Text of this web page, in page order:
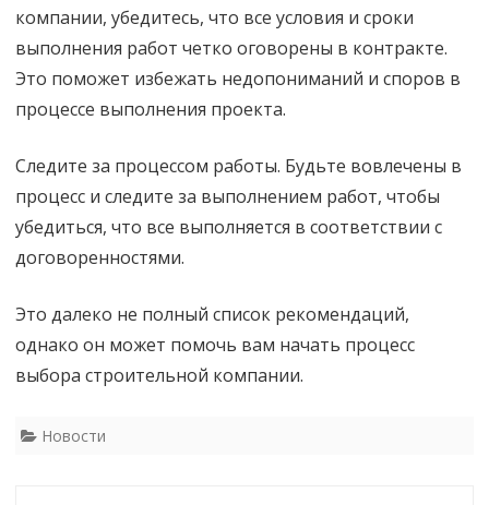
компании, убедитесь, что все условия и сроки
выполнения работ четко оговорены в контракте.
Это поможет избежать недопониманий и споров в
процессе выполнения проекта.
Следите за процессом работы. Будьте вовлечены в
процесс и следите за выполнением работ, чтобы
убедиться, что все выполняется в соответствии с
договоренностями.
Это далеко не полный список рекомендаций,
однако он может помочь вам начать процесс
выбора строительной компании.
Новости